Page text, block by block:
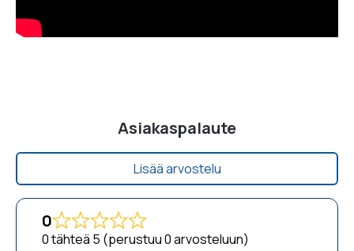
Asiakaspalaute
Lisää arvostelu
0
0 tähteä 5 (perustuu 0 arvosteluun)